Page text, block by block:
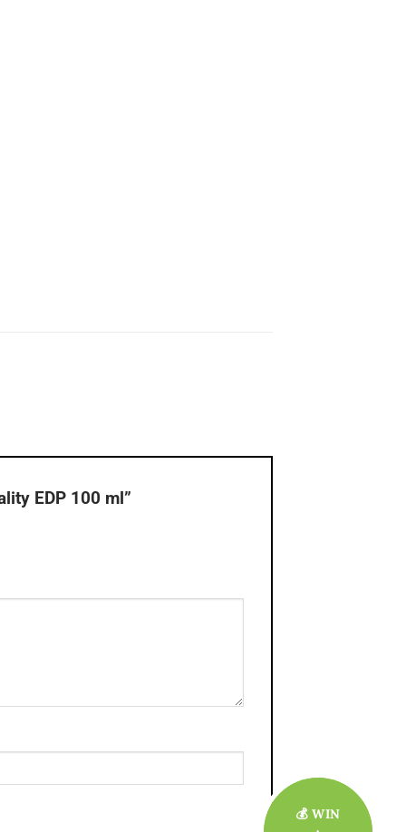
EDP 100 ml”
💰 WIN
💰 WIN